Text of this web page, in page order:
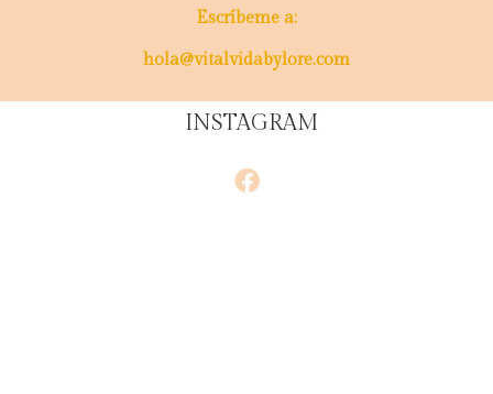
Escríbeme a:
hola@vitalvidabylore.com
INSTAGRAM